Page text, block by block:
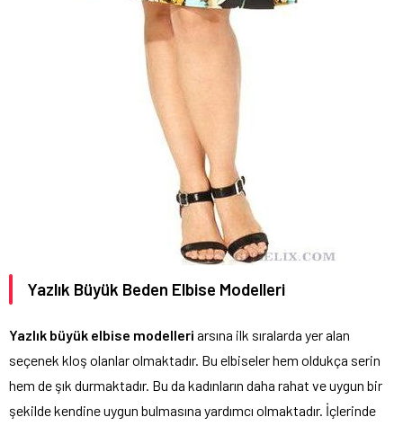
Yazlık Büyük Beden Elbise Modelleri
Yazlık büyük elbise modelleri arsına ilk sıralarda yer alan
seçenek kloş olanlar olmaktadır. Bu elbiseler hem oldukça serin
hem de şık durmaktadır. Bu da kadınların daha rahat ve uygun bir
şekilde kendine uygun bulmasına yardımcı olmaktadır. İçlerinde